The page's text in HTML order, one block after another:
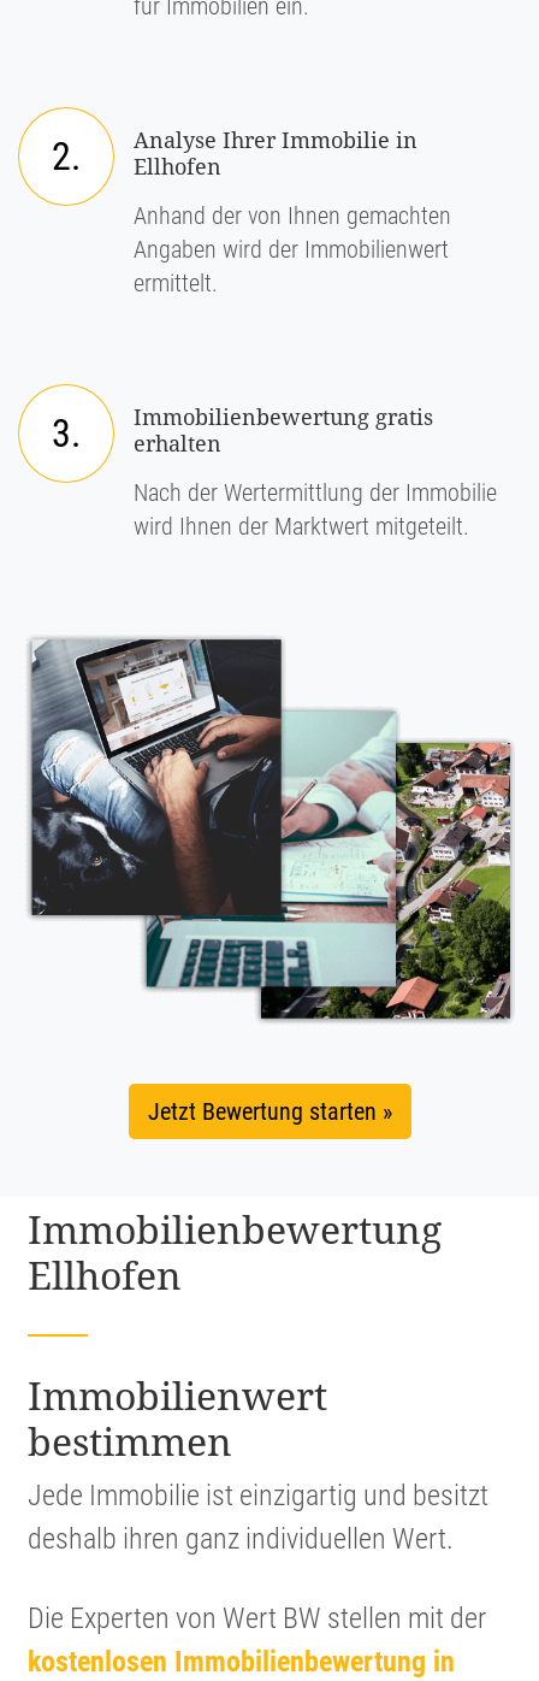
für Immobilien ein.
2.
Analyse Ihrer Immobilie in
Ellhofen
Anhand der von Ihnen gemachten
Angaben wird der Immobilienwert
ermittelt.
3.
Immobilienbewertung gratis
erhalten
Nach der Wertermittlung der Immobilie
wird Ihnen der Marktwert mitgeteilt.
Jetzt Bewertung starten »
Immobi­li­en­be­wer­tung
Ellhofen
Immobi­li­en­wert
bestimmen
Jede Immobilie ist einzig­artig und besitzt
deshalb ihren ganz indivi­du­ellen Wert.
Die Experten von Wert BW stellen mit der
kosten­losen Immobi­li­en­be­wer­tung in